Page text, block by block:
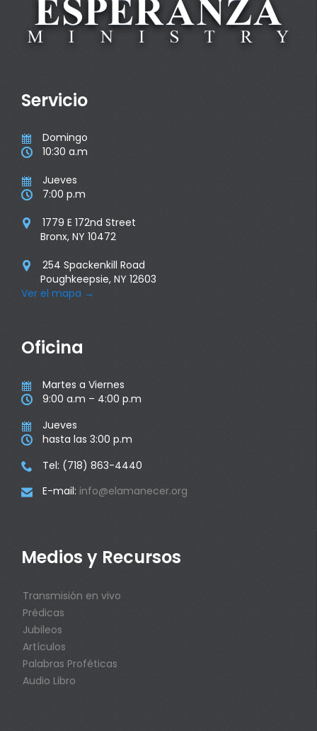
Servicio
 Domingo
 10:30 a.m
 Jueves
 7:00 p.m

1779 E 172nd Street
Bronx, NY 10472

254 Spackenkill Road
Poughkeepsie, NY 12603
Ver el mapa →
Oficina
 Martes a Viernes
 9:00 a.m – 4:00 p.m
 Jueves
 hasta las 3:00 p.m
 Tel: (718) 863-4440
 E-mail: info@elamanecer.org
Medios y Recursos
Transmisión en vivo
Prédicas
Jubileos
Artículos
Palabras Proféticas
Audio Libro